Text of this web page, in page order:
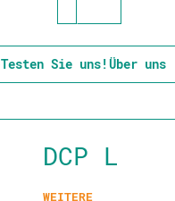
Testen Sie uns!Über uns
DCP L
WEITERE